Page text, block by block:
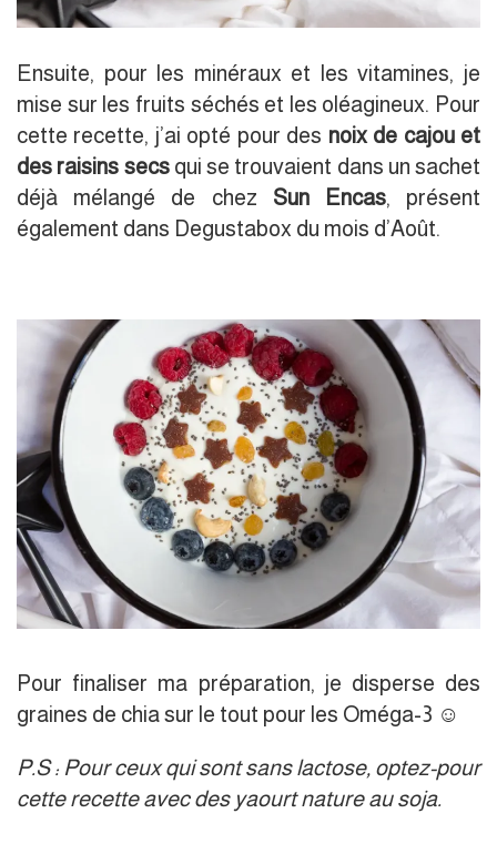
Ensuite, pour les minéraux et les vitamines, je
mise sur les fruits séchés et les oléagineux. Pour
cette recette, j’ai opté pour des noix de cajou et
des raisins secsqui se trouvaient dans un sachet
déjà mélangé de chez Sun Encas, présent
également dans Degustabox du mois d’Août.
Pour finaliser ma préparation, je disperse des
graines de chia sur le tout pour les Oméga-3 ☺️
P.S : Pour ceux qui sont sans lactose, optez-pour
cette recette avec des yaourt nature au soja.